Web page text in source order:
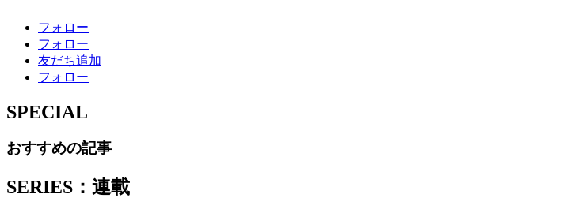
フォロー
フォロー
友だち追加
フォロー
SPECIAL
おすすめの記事
SERIES：連載